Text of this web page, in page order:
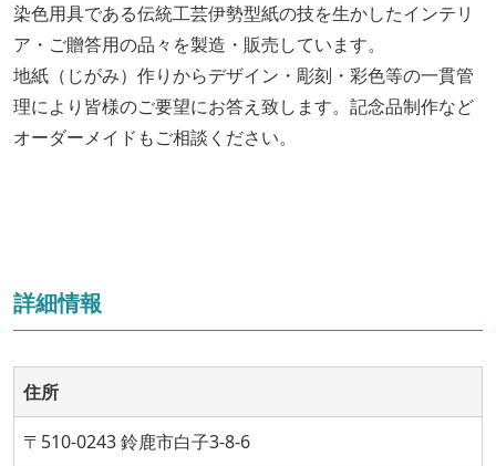
染色用具である伝統工芸伊勢型紙の技を生かしたインテリ
ア・ご贈答用の品々を製造・販売しています。
地紙（じがみ）作りからデザイン・彫刻・彩色等の一貫管
理により皆様のご要望にお答え致します。記念品制作など
オーダーメイドもご相談ください。
詳細情報
住所
〒510-0243 鈴鹿市白子3-8-6